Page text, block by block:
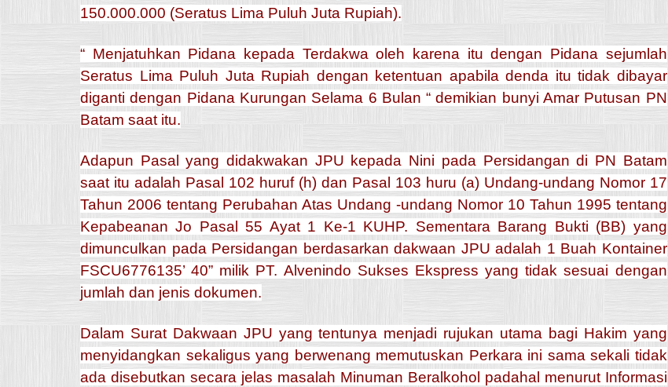
150.000.000 (Seratus Lima Puluh Juta Rupiah).
“ Menjatuhkan Pidana kepada Terdakwa oleh karena itu dengan Pidana sejumlah
Seratus Lima Puluh Juta Rupiah dengan ketentuan apabila denda itu tidak dibayar
diganti dengan Pidana Kurungan Selama 6 Bulan “ demikian bunyi Amar Putusan PN
Batam saat itu.
Adapun Pasal yang didakwakan JPU kepada Nini pada Persidangan di PN Batam
saat itu adalah Pasal 102 huruf (h) dan Pasal 103 huru (a) Undang-undang Nomor 17
Tahun 2006 tentang Perubahan Atas Undang -undang Nomor 10 Tahun 1995 tentang
Kepabeanan Jo Pasal 55 Ayat 1 Ke-1 KUHP. Sementara Barang Bukti (BB) yang
dimunculkan pada Persidangan berdasarkan dakwaan JPU adalah 1 Buah Kontainer
FSCU6776135’ 40” milik PT. Alvenindo Sukses Ekspress yang tidak sesuai dengan
jumlah dan jenis dokumen.
Dalam Surat Dakwaan JPU yang tentunya menjadi rujukan utama bagi Hakim yang
menyidangkan sekaligus yang berwenang memutuskan Perkara ini sama sekali tidak
ada disebutkan secara jelas masalah Minuman Beralkohol padahal menurut Informasi